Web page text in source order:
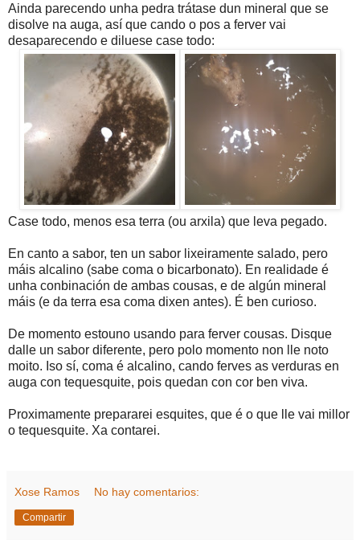
Ainda parecendo unha pedra trátase dun mineral que se
disolve na auga, así que cando o pos a ferver vai
desaparecendo e diluese case todo:
Case todo, menos esa terra (ou arxila) que leva pegado.
En canto a sabor, ten un sabor lixeiramente salado, pero
máis alcalino (sabe coma o bicarbonato). En realidade é
unha conbinación de ambas cousas, e de algún mineral
máis (e da terra esa coma dixen antes). É ben curioso.
De momento estouno usando para ferver cousas. Disque
dalle un sabor diferente, pero polo momento non lle noto
moito. Iso sí, coma é alcalino, cando ferves as verduras en
auga con tequesquite, pois quedan con cor ben viva.
Proximamente prepararei esquites, que é o que lle vai millor
o tequesquite. Xa contarei.
Xose Ramos No hay comentarios:
Compartir